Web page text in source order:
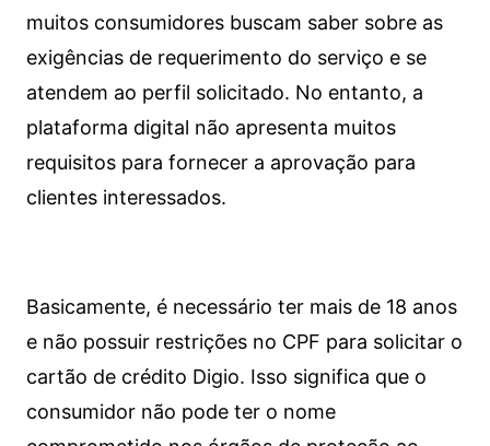
muitos consumidores buscam saber sobre as
exigências de requerimento do serviço e se
atendem ao perfil solicitado. No entanto, a
plataforma digital não apresenta muitos
requisitos para fornecer a aprovação para
clientes interessados.
Basicamente, é necessário ter mais de 18 anos
e não possuir restrições no CPF para solicitar o
cartão de crédito Digio. Isso significa que o
consumidor não pode ter o nome